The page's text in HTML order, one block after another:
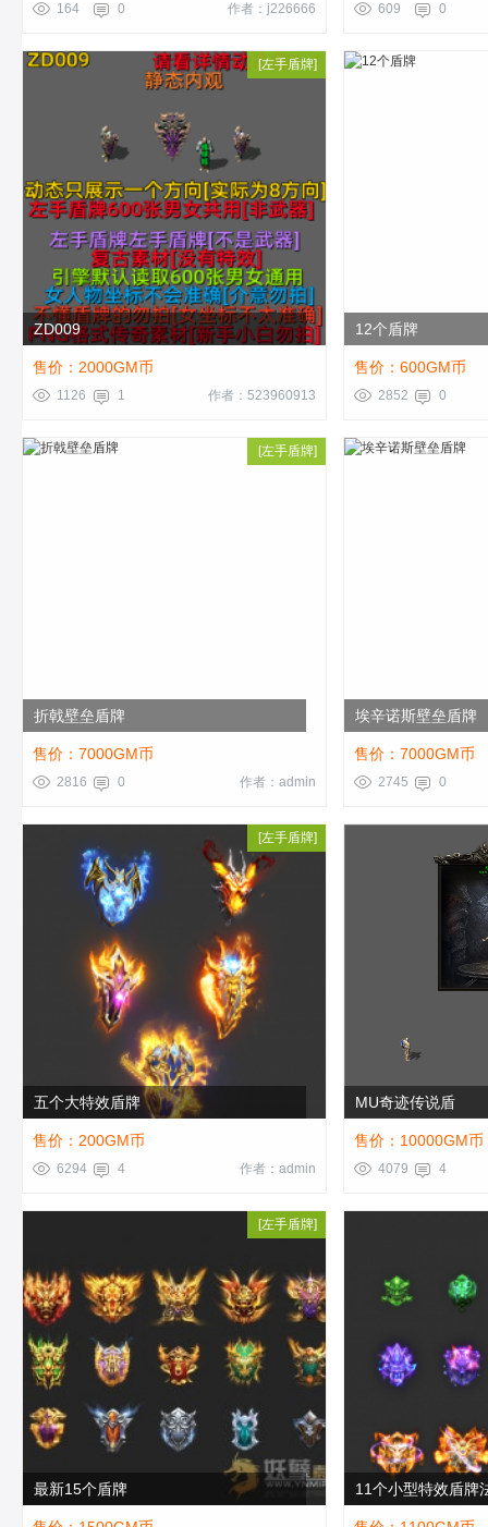
164 0 作者：j226666 609 0
[左手盾牌]
ZD009
售价：2000GM币
1126 1 作者：523960913
12个盾牌
售价：600GM币
2852 0
[左手盾牌]
折戟壁垒盾牌
售价：7000GM币
2816 0 作者：admin
埃辛诺斯壁垒盾牌
售价：7000GM币
2745 0
[左手盾牌]
五个大特效盾牌
售价：200GM币
6294 4 作者：admin
MU奇迹传说盾
售价：10000GM币
4079 4
[左手盾牌]
最新15个盾牌 11个小型特效盾牌